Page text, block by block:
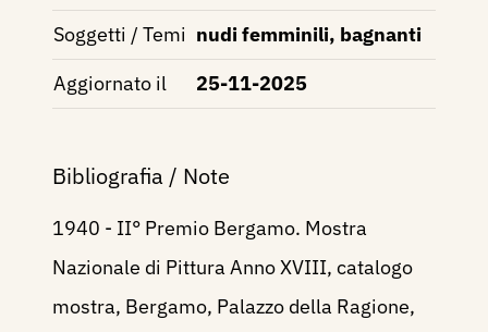
Soggetti / Temi nudi femminili, bagnanti
Aggiornato il
25-11-2025
Bibliografia / Note
1940 - II° Premio Bergamo. Mostra
Nazionale di Pittura Anno XVIII, catalogo
mostra, Bergamo, Palazzo della Ragione,